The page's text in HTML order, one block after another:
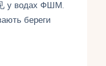
у водах ФШМ.
береги